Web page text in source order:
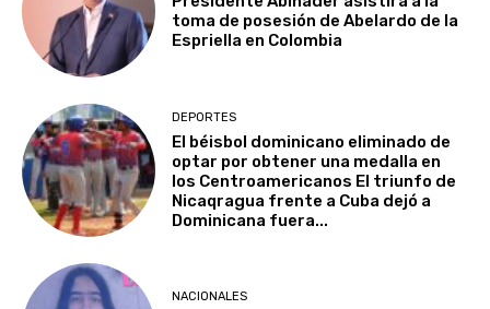
toma de posesión de Abelardo de la
Espriella en Colombia
DEPORTES
El béisbol dominicano eliminado de
optar por obtener una medalla en
los Centroamericanos El triunfo de
Nicaqragua frente a Cuba dejó a
Dominicana fuera...
NACIONALES